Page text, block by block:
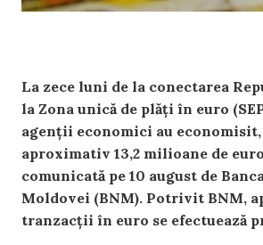
La zece luni de la conectarea
la Zona unică de plăți în euro
agenții economici au
aproximativ 13,2 milioane de
comunicată pe 10 august de
Moldovei (BNM). Potrivit BNM,
tranzacții în euro se efectuează